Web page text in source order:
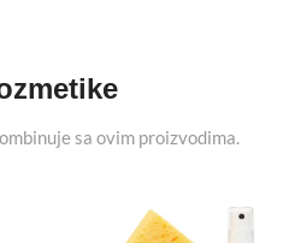
sa ovim proizvodima.